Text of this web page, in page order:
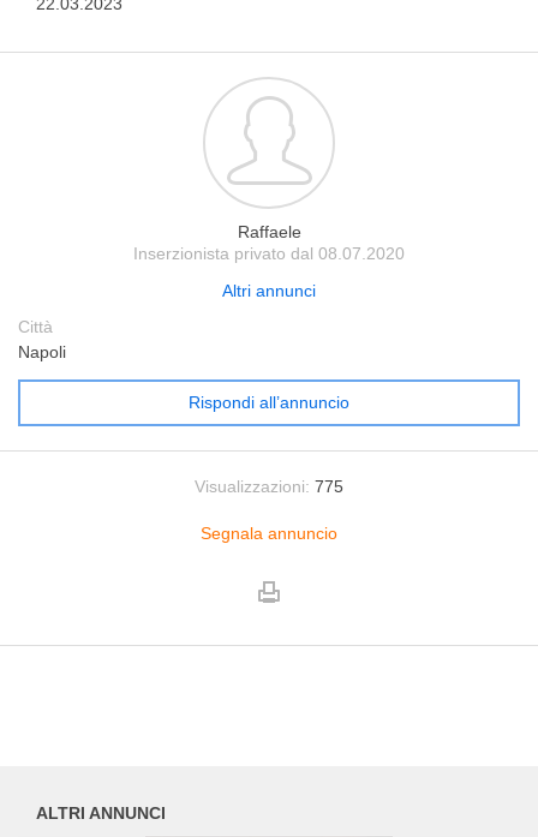
Raffaele
Inserzionista privato dal 08.07.2020
Altri annunci
Città
Napoli
Rispondi all’annuncio
Visualizzazioni: 775
Segnala annuncio
ALTRI ANNUNCI